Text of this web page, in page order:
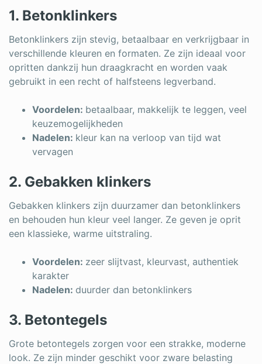
1. Betonklinkers
Betonklinkers zijn stevig, betaalbaar en verkrijgbaar in
verschillende kleuren en formaten. Ze zijn ideaal voor
opritten dankzij hun draagkracht en worden vaak
gebruikt in een recht of halfsteens legverband.
Voordelen: betaalbaar, makkelijk te leggen, veel
keuzemogelijkheden
Nadelen: kleur kan na verloop van tijd wat
vervagen
2. Gebakken klinkers
Gebakken klinkers zijn duurzamer dan betonklinkers
en behouden hun kleur veel langer. Ze geven je oprit
een klassieke, warme uitstraling.
Voordelen: zeer slijtvast, kleurvast, authentiek
karakter
Nadelen: duurder dan betonklinkers
3. Betontegels
Grote betontegels zorgen voor een strakke, moderne
look. Ze zijn minder geschikt voor zware belasting